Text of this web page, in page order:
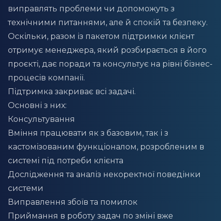
виправлять проблеми чи допоможуть з
технічними питаннями, але й спокій та безпеку.
Оскільки, разом із пакетом підтримки клієнт
отримує менеджера, який розбирається в його
проєкті, дає поради та консультує на рівні бізнес-
процесів компанії.
Підтримка закриває всі задачі.
Основні з них:
Консультування
Вміння працювати як з базовим, так і з
кастомізованим функціоналом, розробленим в
системі під потреби клієнта
Дослідження та аналіз некоректної поведінки
системи
Виправлення збоїв та помилок
Приймання в роботу задач по зміні вже